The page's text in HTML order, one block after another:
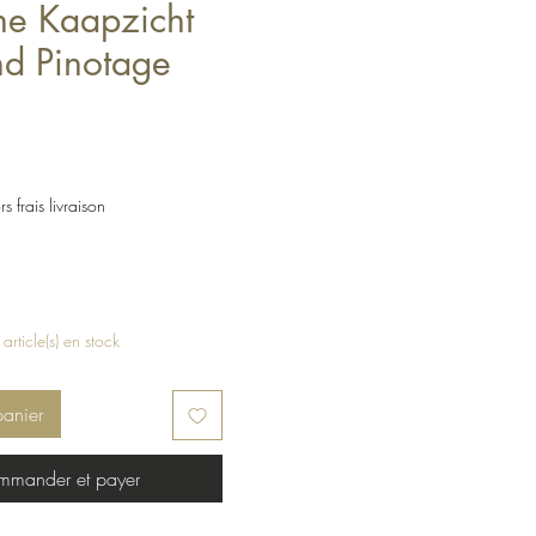
Kaapzicht
Pinotage
frais livraison
en stock
et payer